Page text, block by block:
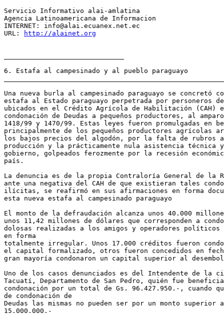
Servicio Informativo alai-amlatina
Agencia Latinoamericana de Informacion
INTERNET: info@alai.ecuanex.net.ec
URL:
http://alainet.org
6. Estafa al campesinado y al pueblo paraguayo
Una nueva burla al campesinado paraguayo se concretó
estafa al Estado paraguayo perpetrada por personeros
ubicados en el Crédito Agrícola de Habilitación (CAH)
condonación de Deudas a pequeños productores, al
1418/99 y 1470/99. Estas leyes fueron promulgadas en
principalmente de los pequeños productores agrícolas
los bajos precios del algodón, por la falta de rubros
producción y la prácticamente nula asistencia
gobierno, golpeados ferozmente por la recesión
país.
La denuncia es de la propia Contraloría General de la
ante una negativa del CAH de que existieran tales
ilícitas, se reafirmó en sus afirmaciones en forma
esta nueva estafa al campesinado paraguayo
El monto de la defraudación alcanza unos 40.000
unos 11,42 millones de dólares que corresponden a
dolosas realizadas a los amigos y operadores políticos
en forma
totalmente irregular. Unos 17.000 créditos fueron
el capital formalizado, otros fueron concedidos en
gran mayoría condonaron un capital superior al
Uno de los casos denunciados es del Intendente de la
Tacuatí, Departamento de San Pedro, quién fue
condonación por un total de Gs. 96.427.950.-, cuando
de condonación de
Deudas las mismas no pueden ser por un monto superior
15.000.000.-